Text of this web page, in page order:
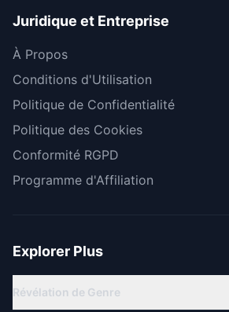
Juridique et Entreprise
À Propos
Conditions d'Utilisation
Politique de Confidentialité
Politique des Cookies
Conformité RGPD
Programme d'Affiliation
Explorer Plus
Révélation de Genre